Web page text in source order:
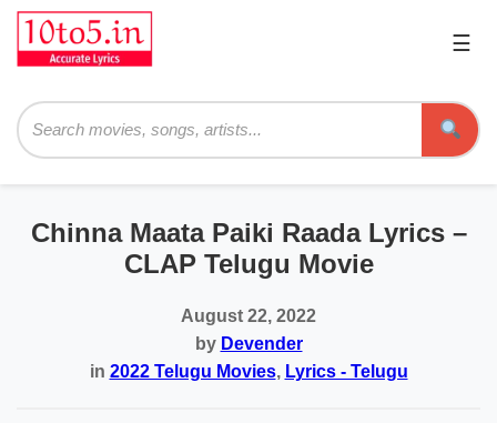
☰
Chinna Maata Paiki Raada Lyrics –
CLAP Telugu Movie
August 22, 2022
by Devender
in 2022 Telugu Movies, Lyrics - Telugu